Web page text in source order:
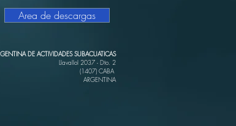
Area de descargas
DE ACTIVIDADES SUBACUATICAS
Llavallol 2037 - Dto. 2
(1407) CABA
ARGENTINA